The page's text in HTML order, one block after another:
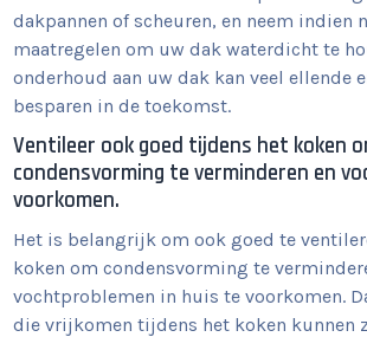
dakpannen of scheuren, en neem
maatregelen om uw dak waterdicht te
onderhoud aan uw dak kan veel ellende
besparen in de toekomst.
Ventileer ook goed tijdens het koken
condensvorming te verminderen en
voorkomen.
Het is belangrijk om ook goed te
koken om condensvorming te
vochtproblemen in huis te voorkomen.
die vrijkomen tijdens het koken kunnen